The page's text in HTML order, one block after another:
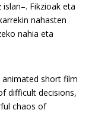
Fikzioak eta
nahasten
nahia eta
animated short film
difficult decisions,
chaos of